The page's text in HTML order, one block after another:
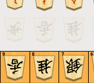
9 8 7 6